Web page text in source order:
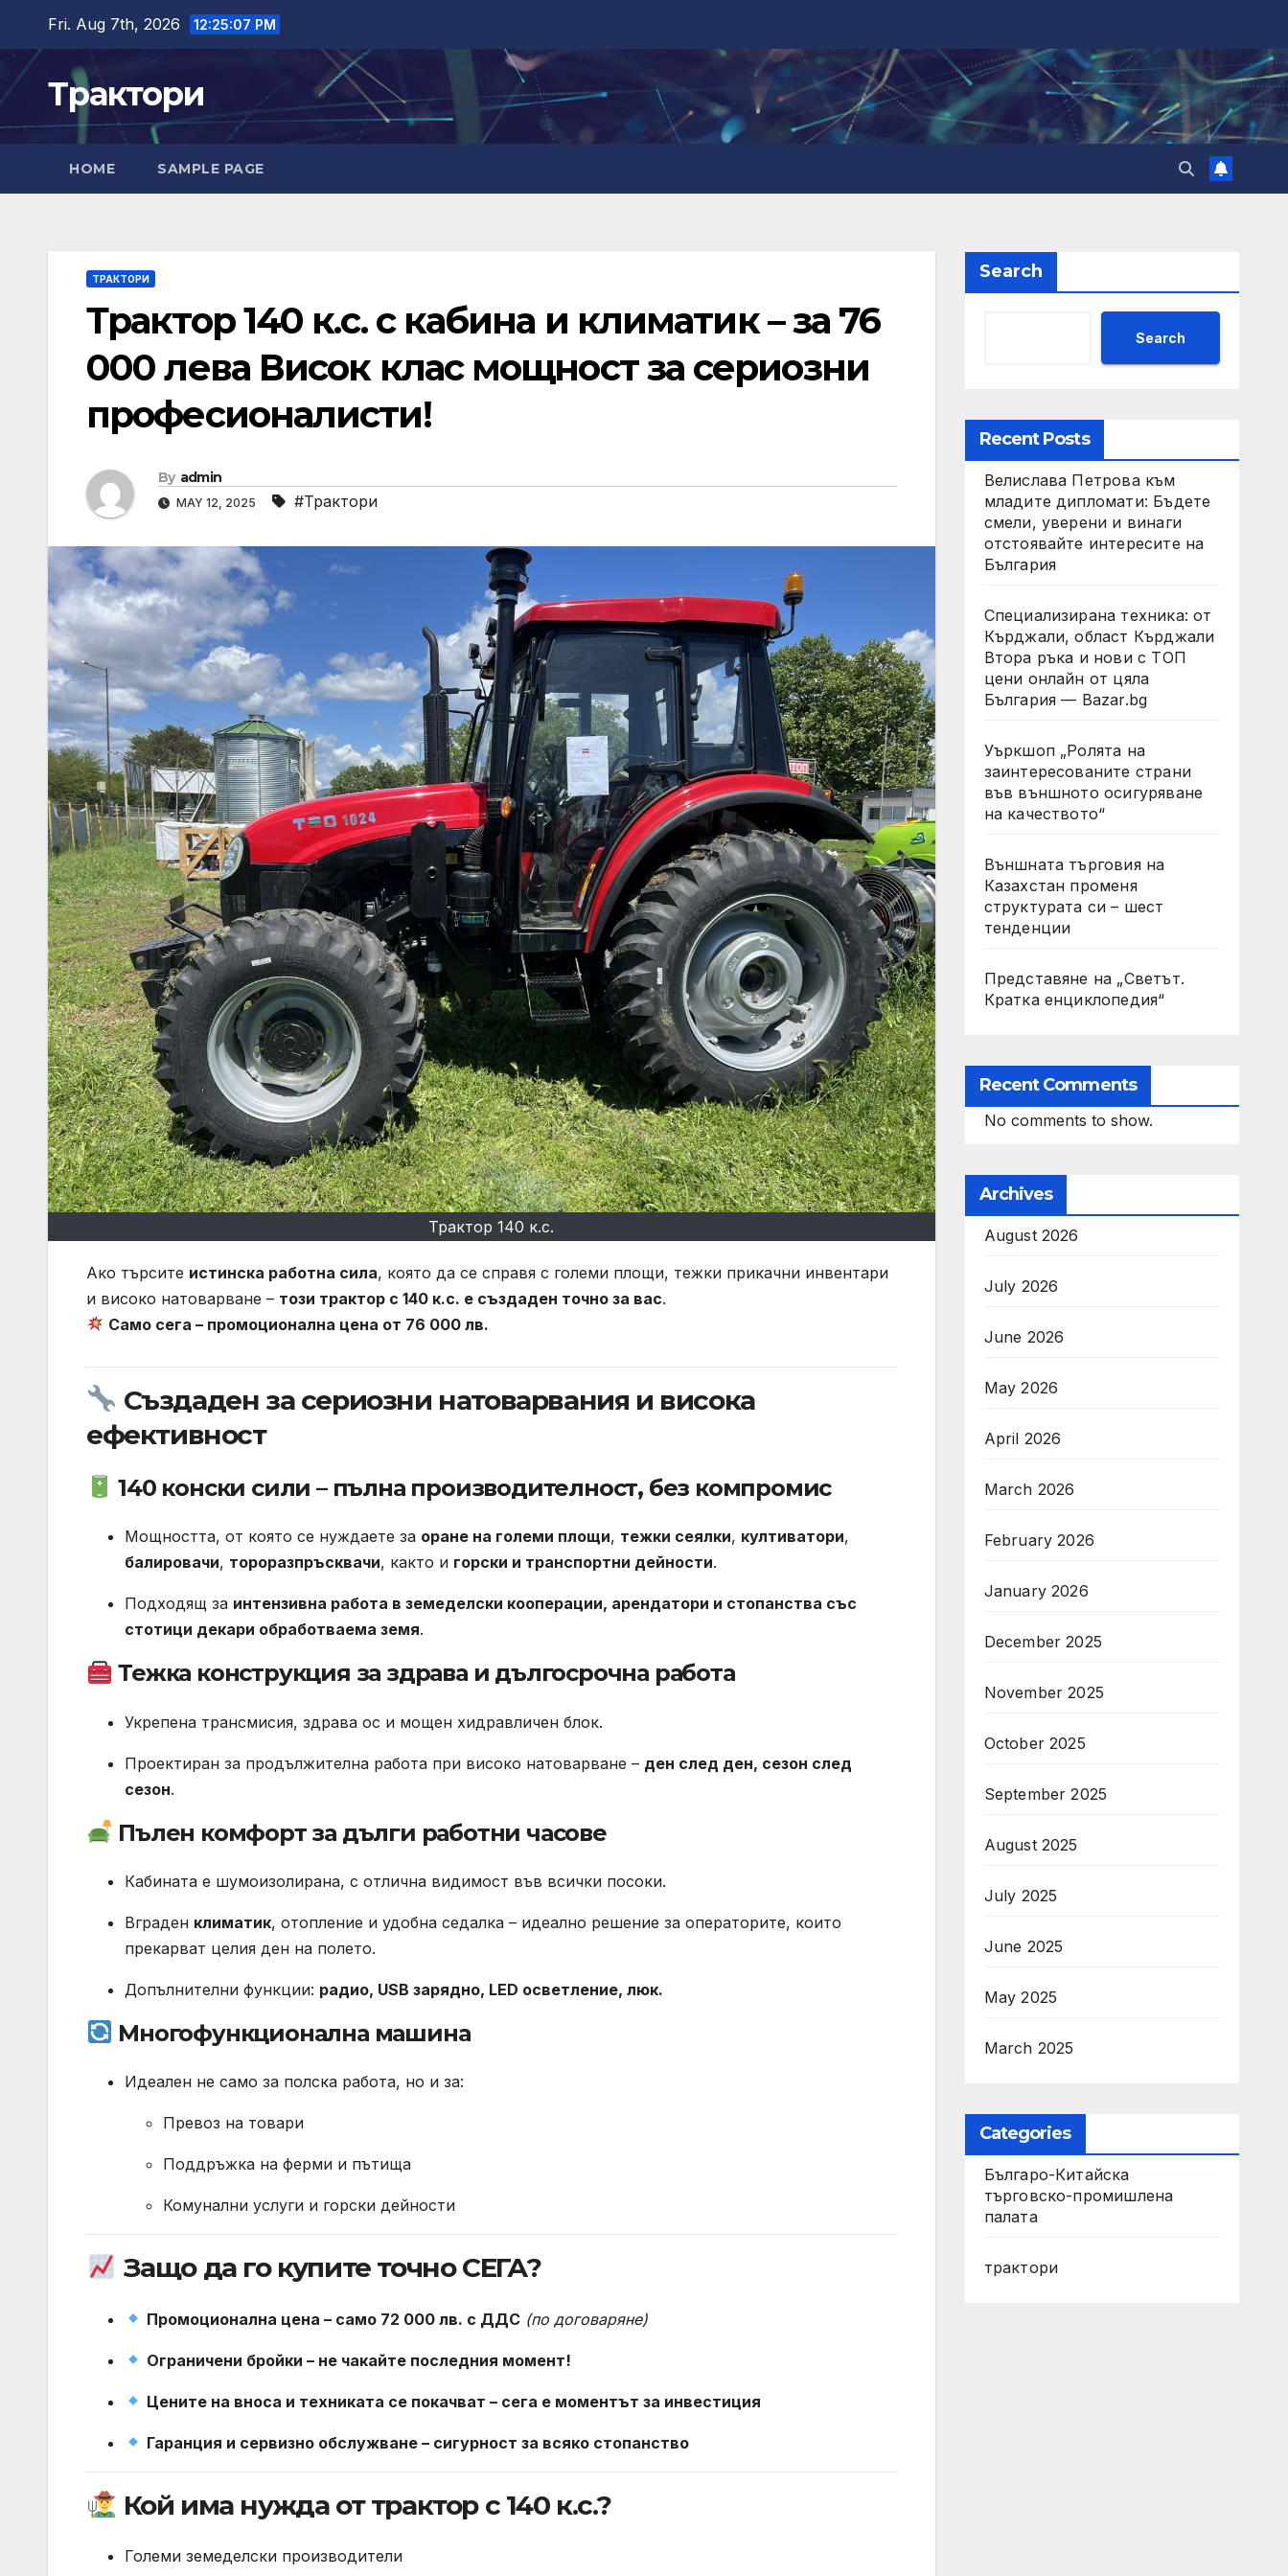
content
Fri. Aug 7th, 2026 12:25:09 PM
Трактори
HOME SAMPLE PAGE
ТРАКТОРИ
Трактор 140 к.с. с кабина и климатик – за 76
000 лева Висок клас мощност за сериозни
професионалисти!
By admin
MAY 12, 2025 #Трактори
Трактор 140 к.с.
Ако търсите истинска работна сила, която да се справя с големи площи, тежки прикачни инвентари
и високо натоварване – този трактор с 140 к.с. е създаден точно за вас.
Само сега – промоционална цена от 76 000 лв.
Създаден за сериозни натоварвания и висока
ефективност
140 конски сили – пълна производителност, без компромис
Мощността, от която се нуждаете за оране на големи площи, тежки сеялки, култиватори,
балировачи, тороразпръсквачи, както и горски и транспортни дейности.
Подходящ за интензивна работа в земеделски кооперации, арендатори и стопанства със
стотици декари обработваема земя.
Тежка конструкция за здрава и дългосрочна работа
Укрепена трансмисия, здрава ос и мощен хидравличен блок.
Проектиран за продължителна работа при високо натоварване – ден след ден, сезон след
сезон.
Пълен комфорт за дълги работни часове
Кабината е шумоизолирана, с отлична видимост във всички посоки.
Вграден климатик, отопление и удобна седалка – идеално решение за операторите, които
прекарват целия ден на полето.
Допълнителни функции: радио, USB зарядно, LED осветление, люк.
Многофункционална машина
Идеален не само за полска работа, но и за:
Превоз на товари
Поддръжка на ферми и пътища
Комунални услуги и горски дейности
Защо да го купите точно СЕГА?
Промоционална цена – само 72 000 лв. с ДДС (по договаряне)
Ограничени бройки – не чакайте последния момент!
Цените на вноса и техниката се покачват – сега е моментът за инвестиция
Гаранция и сервизно обслужване – сигурност за всяко стопанство
Кой има нужда от трактор с 140 к.с.?
Големи земеделски производители
Search
Search
Recent Posts
Велислава Петрова към
младите дипломати: Бъдете
смели, уверени и винаги
отстоявайте интересите на
България
Специализирана техника: от
Кърджали, област Кърджали
Втора ръка и нови с ТОП
цени онлайн от цяла
България — Bazar.bg
Уъркшоп „Ролята на
заинтересованите страни
във външното осигуряване
на качеството“
Външната търговия на
Казахстан променя
структурата си – шест
тенденции
Представяне на „Светът.
Кратка енциклопедия“
Recent Comments
No comments to show.
Archives
August 2026
July 2026
June 2026
May 2026
April 2026
March 2026
February 2026
January 2026
December 2025
November 2025
October 2025
September 2025
August 2025
July 2025
June 2025
May 2025
March 2025
Categories
Българо-Китайска
търговско-промишлена
палата
трактори